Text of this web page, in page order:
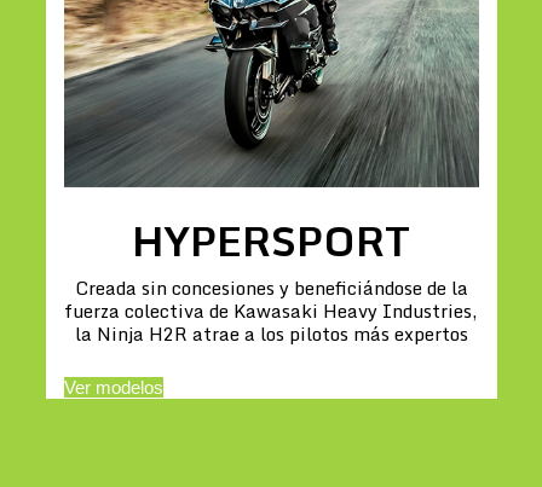
HYPERSPORT
Creada sin concesiones y beneficiándose de la
fuerza colectiva de Kawasaki Heavy Industries,
la Ninja H2R atrae a los pilotos más expertos
Ver modelos